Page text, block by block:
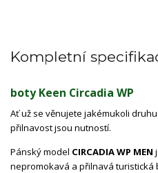
Kompletní
boty Keen Circadia WP
Ať už se věnujete jakémukoli
přilnavost jsou nutností.
Pánský model CIRCADIA WP MEN
nepromokavá a přilnavá turistická